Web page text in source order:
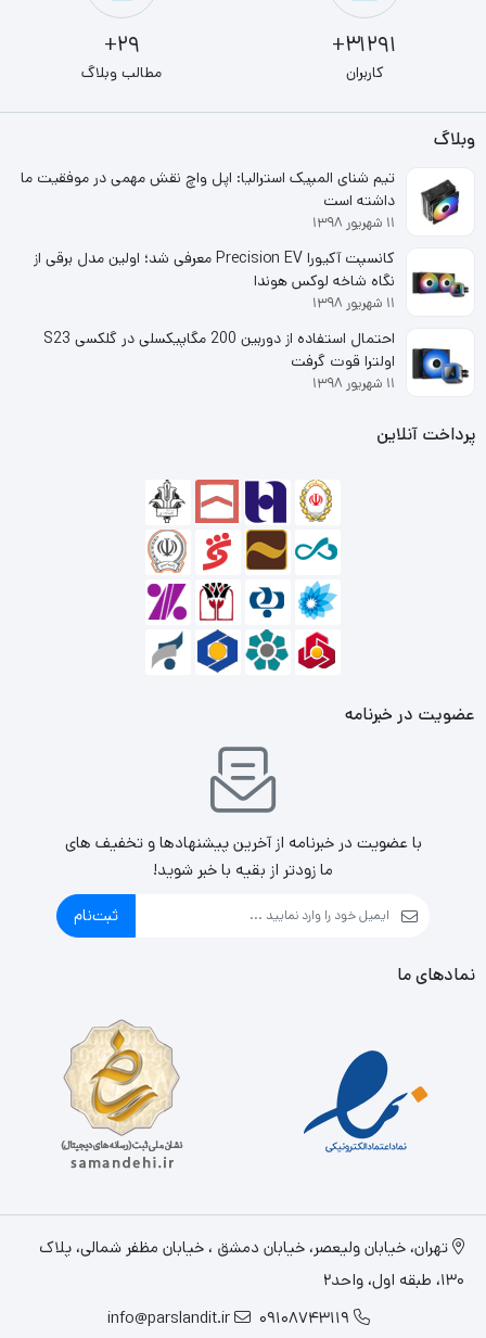
به صورت ایمن نگهداری کند.
جنس اس اس دی اینترنال SPATIUM M450 از نیکل ساخته
شده تا مدیریت سطح حرارتی ان بیشتر باشد. در کارایی های بالا
31291+
کاربران
29+
مطالب وبلاگ
وبلاگ
تیم شنای المپیک استرالیا: اپل واچ نقش مهمی در موفقیت ما
داشته است
۱۱ شهریور ۱۳۹۸
کانسپت آکیورا Precision EV معرفی شد؛ اولین مدل برقی از
نگاه شاخه لوکس هوندا
۱۱ شهریور ۱۳۹۸
احتمال استفاده از دوربین 200 مگاپیکسلی در گلکسی S23
اولترا قوت گرفت
۱۱ شهریور ۱۳۹۸
پرداخت آنلاین
عضویت در خبرنامه
با عضویت در خبرنامه از آخرین پیشنهادها و تخفیف های
ما زودتر از بقیه با خبر شوید!
ثبت‌نام
نمادهای ما
تهران، خيابان وليعصر، خیابان دمشق ، خیابان مظفر شمالی، پلاک
130، طبقه اول، واحد2
09108743119
info@parslandit.ir